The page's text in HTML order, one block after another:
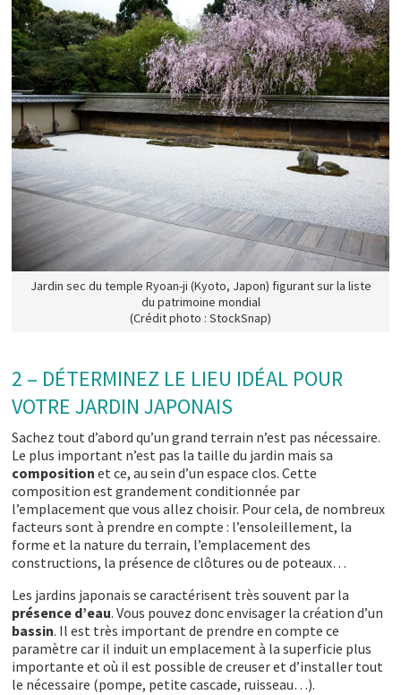
Jardin sec du temple Ryoan-ji (Kyoto, Japon) figurant sur la liste
du patrimoine mondial
(Crédit photo : StockSnap)
2 – DÉTERMINEZ LE LIEU IDÉAL POUR
VOTRE JARDIN JAPONAIS
Sachez tout d’abord qu’un grand terrain n’est pas nécessaire.
Le plus important n’est pas la taille du jardin mais sa
composition et ce, au sein d’un espace clos. Cette
composition est grandement conditionnée par
l’emplacement que vous allez choisir. Pour cela, de nombreux
facteurs sont à prendre en compte : l’ensoleillement, la
forme et la nature du terrain, l’emplacement des
constructions, la présence de clôtures ou de poteaux…
Les jardins japonais se caractérisent très souvent par la
présence d’eau. Vous pouvez donc envisager la création d’un
bassin. Il est très important de prendre en compte ce
paramètre car il induit un emplacement à la superficie plus
importante et où il est possible de creuser et d’installer tout
le nécessaire (pompe, petite cascade, ruisseau…).